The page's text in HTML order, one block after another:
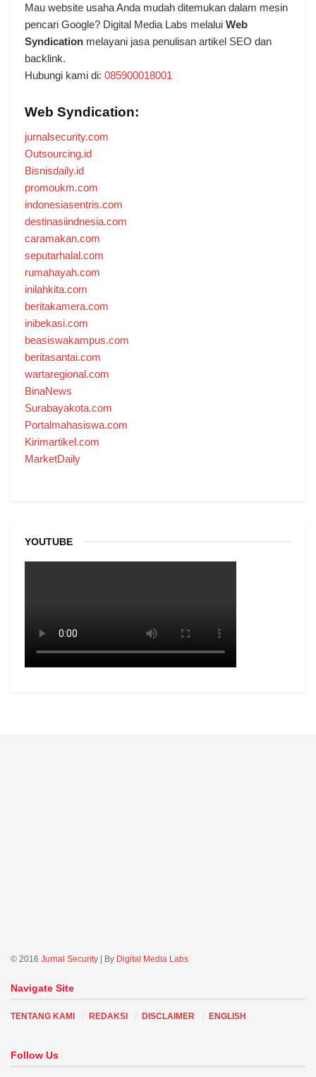
Mau website usaha Anda mudah ditemukan dalam mesin
pencari Google? Digital Media Labs melalui Web
Syndication melayani jasa penulisan artikel SEO dan
backlink.
Hubungi kami di: 085900018001
Web Syndication:
jurnalsecurity.com
Outsourcing.id
Bisnisdaily.id
promoukm.com
indonesiasentris.com
destinasiindnesia.com
caramakan.com
seputarhalal.com
rumahayah.com
inilahkita.com
beritakamera.com
inibekasi.com
beasiswakampus.com
beritasantai.com
wartaregional.com
BinaNews
Surabayakota.com
Portalmahasiswa.com
Kirimartikel.com
MarketDaily
YOUTUBE
© 2016 Jurnal Security | By Digital Media Labs
Navigate Site
TENTANG KAMI REDAKSI DISCLAIMER ENGLISH
Follow Us